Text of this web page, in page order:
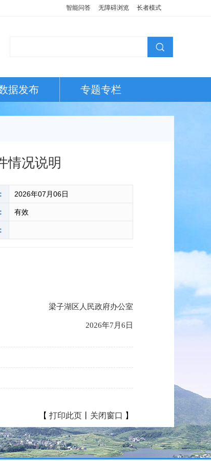
智能问答 无障碍浏览 长者模式
据发布 专题专栏
情况说明
2026年07月06日
有效
梁子湖区人民政府办公室
2026年7月6日
【 打印此页 关闭窗口 】